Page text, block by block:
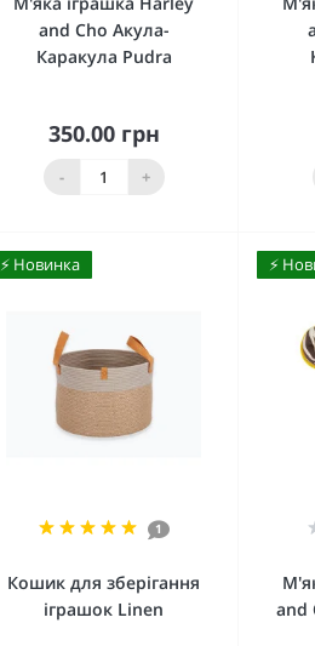
and Cho Акула-
Каракула Pudra
350.00 грн
- +
Купити
⚡️ Новинка
1
Кошик для зберігання
іграшок Linen
⚡️
and